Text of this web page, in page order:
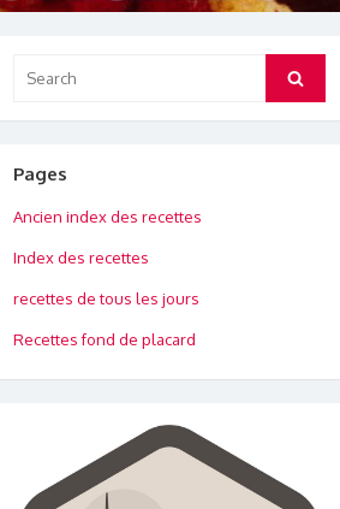
for:
Search
Pages
Ancien index des recettes
Index des recettes
recettes de tous les jours
Recettes fond de placard